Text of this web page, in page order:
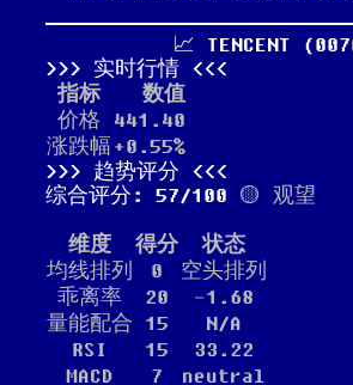
📈 TENCENT
实时行情
指标
数值
价格
441.40
涨跌幅 +0.55%
趋势评分
综合评分: 57/100 🟡 观望
维度 得分
状态
均线排列
0
空头排列
乖离率
20
-1.68
量能配合 15
N/A
RSI
15
33.22
MACD
7 neutral